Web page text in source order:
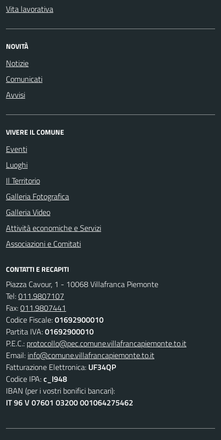
Vita lavorativa
NOVITÀ
Notizie
Comunicati
Avvisi
VIVERE IL COMUNE
Eventi
Luoghi
Il Territorio
Galleria Fotografica
Galleria Video
Attività economiche e Servizi
Associazioni e Comitati
CONTATTI E RECAPITI
Piazza Cavour, 1 - 10068 Villafranca Piemonte
Tel:011.9807107
Fax:011.9807441
Codice Fiscale:01692900010
Partita IVA:01692900010
P.E.C.: protocollo@pec.comune.villafrancapiemonte.to.it
Email: info@comune.villafrancapiemonte.to.it
Fatturazione Elettronica: UF34QP
Codice IPA:c_l948
IBAN (per i vostri bonifici bancari):
IT 96 V 07601 03200 001064275462